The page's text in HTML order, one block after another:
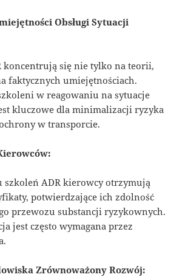
Obsługi Sytuacji
koncentrują się nie tylko na teorii,
faktycznych umiejętnościach.
w reagowaniu na sytuacje
kluczowe dla minimalizacji ryzyka
w transporcie.
szkoleń ADR kierowcy otrzymują
potwierdzające ich zdolność
przewozu substancji ryzykownych.
jest często wymagana przez
Zrównoważony Rozwój: